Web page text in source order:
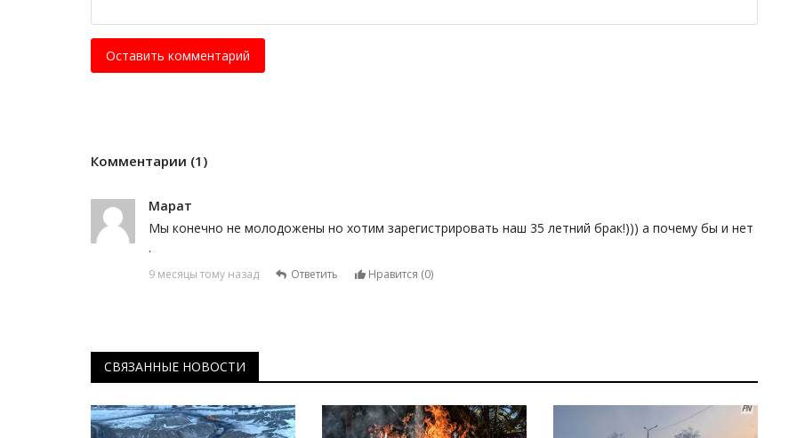
Оставить комментарий
Комментарии (1)
Марат
Мы конечно не молодожены но хотим зарегистрировать наш 35 летний брак!))) а почему бы и нет
.
9 месяцы тому назад Ответить Нравится (0)
СВЯЗАННЫЕ НОВОСТИ